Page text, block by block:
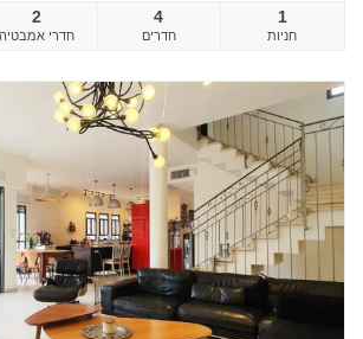
2
‎חדרי אמבטיה
4
חדרים
1